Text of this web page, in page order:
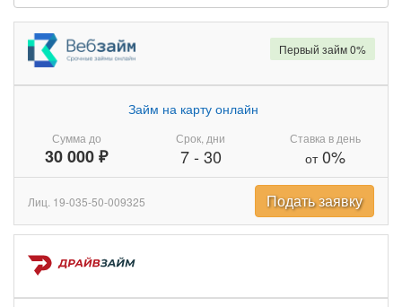
Сумма до
30 000 ₽
Займ на карту онлайн
Срок, дни
7- 30
Ставка в день
от0%
Первый займ 0%
Лиц. 19-035-50-009325 Подать заявку